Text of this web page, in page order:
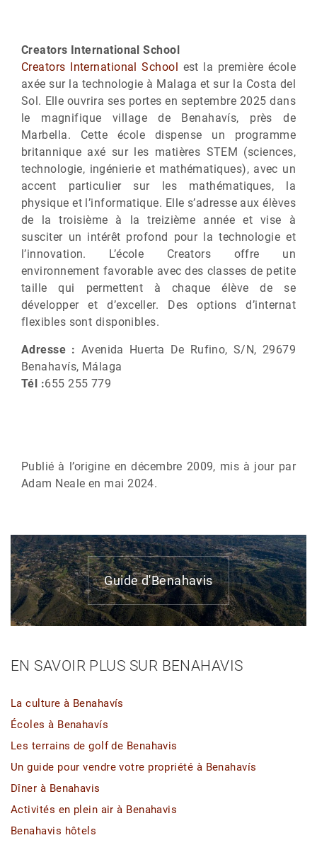
Creators International School
Creators International School
est la première école
axée sur la technologie à Malaga et sur la Costa del
Sol. Elle ouvrira ses portes en septembre 2025 dans
le magnifique village de Benahavís, près de
Marbella. Cette école dispense un programme
britannique axé sur les matières STEM (sciences,
technologie, ingénierie et mathématiques), avec un
accent particulier sur les mathématiques, la
physique et l’informatique. Elle s’adresse aux élèves
de la troisième à la treizième année et vise à
susciter un intérêt profond pour la technologie et
l’innovation. L’école Creators offre un
environnement favorable avec des classes de petite
taille qui permettent à chaque élève de se
développer et d’exceller. Des options d’internat
flexibles sont disponibles.
Adresse : Avenida Huerta De Rufino, S/N, 29679
Benahavís, Málaga
Tél :655 255 779
Publié à l’origine en décembre 2009, mis à jour par
Adam Neale en mai 2024.
Guide d'Benahavis
EN SAVOIR PLUS SUR BENAHAVIS
La culture à Benahavís
Écoles à Benahavís
Les terrains de golf de Benahavis
Un guide pour vendre votre propriété à Benahavís
Dîner à Benahavis
Activités en plein air à Benahavis
Benahavis hôtels